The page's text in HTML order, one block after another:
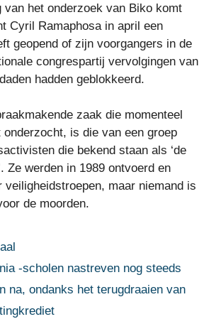
van het onderzoek van Biko komt
Cyril Ramaphosa in april een
geopend of zijn voorgangers in de
congrespartij vervolgingen van
hadden geblokkeerd.
zaak die momenteel
onderzocht, is die van een groep
die bekend staan ​​als ‘de
Ze werden in 1989 ontvoerd en
veiligheidstroepen, maar niemand is
de moorden.
-scholen nastreven nog steeds
na, ondanks het terugdraaien van